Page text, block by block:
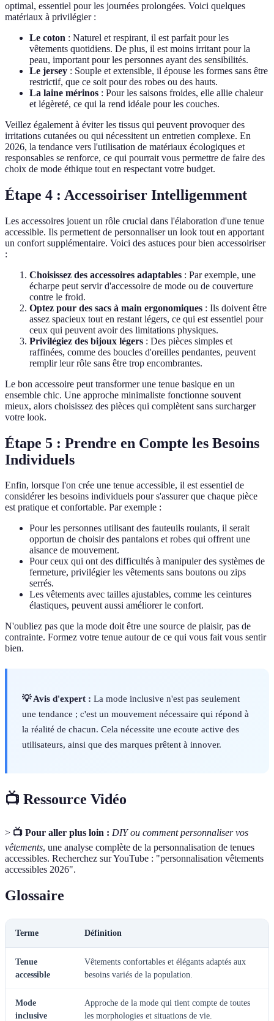
optimal, essentiel pour les journées prolongées. Voici quelques
matériaux à privilégier :
Le coton : Naturel et respirant, il est parfait pour les
vêtements quotidiens. De plus, il est moins irritant pour la
peau, important pour les personnes ayant des sensibilités.
Le jersey : Souple et extensible, il épouse les formes sans être
restrictif, que ce soit pour des robes ou des hauts.
La laine mérinos : Pour les saisons froides, elle allie chaleur
et légèreté, ce qui la rend idéale pour les couches.
Veillez également à éviter les tissus qui peuvent provoquer des
irritations cutanées ou qui nécessitent un entretien complexe. En
2026, la tendance vers l'utilisation de matériaux écologiques et
responsables se renforce, ce qui pourrait vous permettre de faire des
choix de mode éthique tout en respectant votre budget.
Étape 4 : Accessoiriser Intelligemment
Les accessoires jouent un rôle crucial dans l'élaboration d'une tenue
accessible. Ils permettent de personnaliser un look tout en apportant
un confort supplémentaire. Voici des astuces pour bien accessoiriser
:
Choisissez des accessoires adaptables : Par exemple, une
écharpe peut servir d'accessoire de mode ou de couverture
contre le froid.
Optez pour des sacs à main ergonomiques : Ils doivent être
assez spacieux tout en restant légers, ce qui est essentiel pour
ceux qui peuvent avoir des limitations physiques.
Privilégiez des bijoux légers : Des pièces simples et
raffinées, comme des boucles d'oreilles pendantes, peuvent
remplir leur rôle sans être trop encombrantes.
Le bon accessoire peut transformer une tenue basique en un
ensemble chic. Une approche minimaliste fonctionne souvent
mieux, alors choisissez des pièces qui complètent sans surcharger
votre look.
Étape 5 : Prendre en Compte les Besoins
Individuels
Enfin, lorsque l'on crée une tenue accessible, il est essentiel de
considérer les besoins individuels pour s'assurer que chaque pièce
est pratique et confortable. Par exemple :
Pour les personnes utilisant des fauteuils roulants, il serait
opportun de choisir des pantalons et robes qui offrent une
aisance de mouvement.
Pour ceux qui ont des difficultés à manipuler des systèmes de
fermeture, privilégier les vêtements sans boutons ou zips
serrés.
Les vêtements avec tailles ajustables, comme les ceintures
élastiques, peuvent aussi améliorer le confort.
N'oubliez pas que la mode doit être une source de plaisir, pas de
contrainte. Formez votre tenue autour de ce qui vous fait vous sentir
bien.
💡 Avis d'expert : La mode inclusive n'est pas seulement
une tendance ; c'est un mouvement nécessaire qui répond à
la réalité de chacun. Cela nécessite une ecoute active des
utilisateurs, ainsi que des marques prêtent à innover.
📺 Ressource Vidéo
> 📺 Pour aller plus loin : DIY ou comment personnaliser vos
vêtements, une analyse complète de la personnalisation de tenues
accessibles. Recherchez sur YouTube : "personnalisation vêtements
accessibles 2026".
Glossaire
Terme Définition
Tenue
accessible
Vêtements confortables et élégants adaptés aux
besoins variés de la population.
Mode
inclusive
Approche de la mode qui tient compte de toutes
les morphologies et situations de vie.